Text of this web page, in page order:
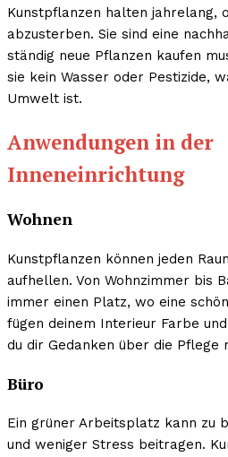
Kunstpflanzen halten jahrelang,
abzusterben. Sie sind eine
ständig neue Pflanzen kaufen
sie kein Wasser oder Pestizide,
Umwelt ist.
Anwendungen in der
Inneneinrichtung
Wohnen
Kunstpflanzen können jeden
aufhellen. Von Wohnzimmer bis
immer einen Platz, wo eine
fügen deinem Interieur Farbe
du dir Gedanken über die Pflege
Büro
Ein grüner Arbeitsplatz kann zu
und weniger Stress beitragen.